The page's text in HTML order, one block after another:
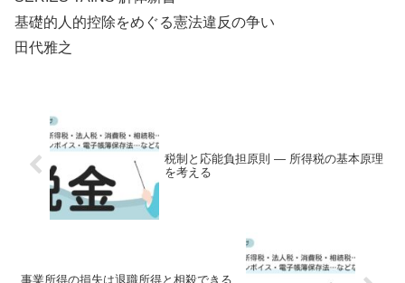
基礎的人的控除をめぐる憲法違反の争い
田代雅之
税制と応能負担原則 ― 所得税の基本原理
を考える
事業所得の損失は退職所得と相殺できる